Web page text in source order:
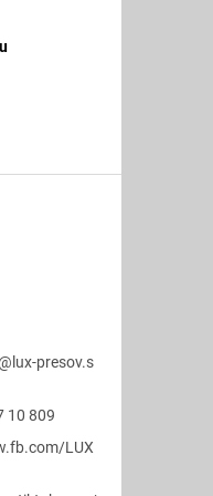
lux-presov.s
10 809
LUX